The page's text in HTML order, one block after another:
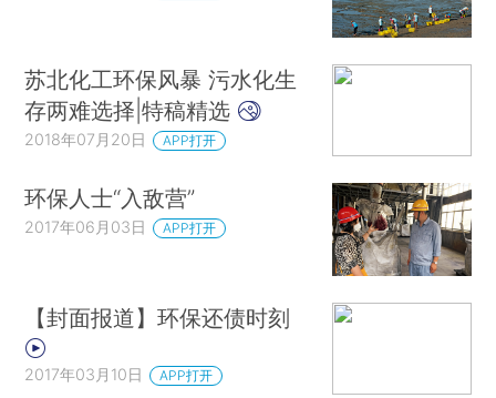
苏北化工环保风暴 污水化生
存两难选择|特稿精选
2018年07月20日 APP打开
环保人士“入敌营”
2017年06月03日 APP打开
【封面报道】环保还债时刻
2017年03月10日 APP打开